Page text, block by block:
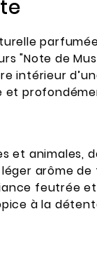
"Note de
intérieur
et
et animales,
arôme
feutrée et
à la